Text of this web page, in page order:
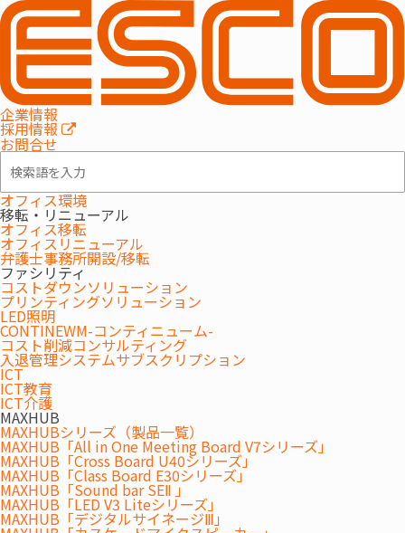
企業情報
採用情報
お問合せ
オフィス環境
移転・リニューアル
オフィス移転
オフィスリニューアル
弁護士事務所開設/移転
ファシリティ
コストダウンソリューション
プリンティングソリューション
LED照明
CONTINEWM-コンティニューム-
コスト削減コンサルティング
入退管理システムサブスクリプション
ICT
ICT教育
ICT介護
MAXHUB
MAXHUBシリーズ（製品一覧）
MAXHUB「All in One Meeting Board V7シリーズ」
MAXHUB「Cross Board U40シリーズ」
MAXHUB「Class Board E30シリーズ」
MAXHUB「Sound bar SEⅡ 」
MAXHUB「LED V3 Liteシリーズ」
MAXHUB「デジタルサイネージⅢ」
NEWS
ニュース
最新の10件a
リリース
製品/サービス
特集/コラム
セミナー/イベント
2026.08.05
第195回オフィス移転セミナー
お知らせ
2026.07.31
夏季休業のお知らせ
導入事例